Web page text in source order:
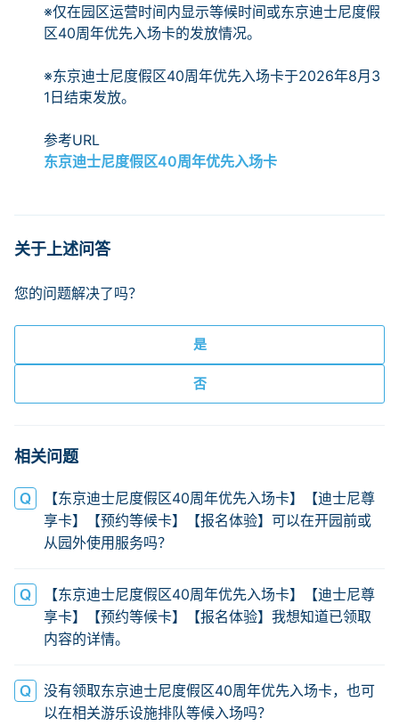
※仅在园区运营时间内显示等候时间或东京迪士尼度假
区40周年优先入场卡的发放情况。
※东京迪士尼度假区40周年优先入场卡于2026年8月3
1日结束发放。
参考URL
东京迪士尼度假区40周年优先入场卡
关于上述问答
您的问题解决了吗？
相关问题
【东京迪士尼度假区40周年优先入场卡】【迪士尼尊
享卡】【预约等候卡】【报名体验】可以在开园前或
从园外使用服务吗？
【东京迪士尼度假区40周年优先入场卡】【迪士尼尊
享卡】【预约等候卡】【报名体验】我想知道已领取
内容的详情。
没有领取东京迪士尼度假区40周年优先入场卡，也可
以在相关游乐设施排队等候入场吗？